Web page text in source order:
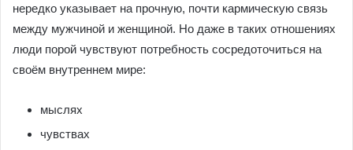
нередко указывает на прочную, почти кармическую связь
между мужчиной и женщиной. Но даже в таких отношениях
люди порой чувствуют потребность сосредоточиться на
своём внутреннем мире:
мыслях
чувствах